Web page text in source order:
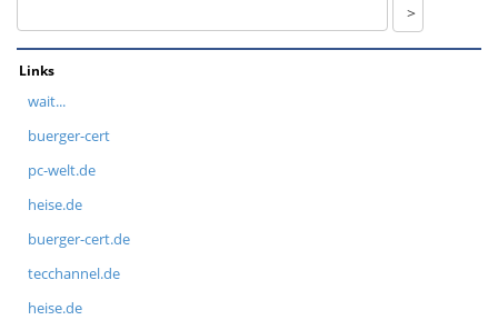
Links
wait...
buerger-cert
pc-welt.de
heise.de
buerger-cert.de
tecchannel.de
heise.de